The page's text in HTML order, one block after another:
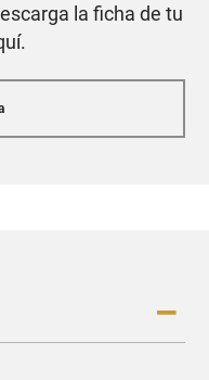
actitud
la ficha de tu